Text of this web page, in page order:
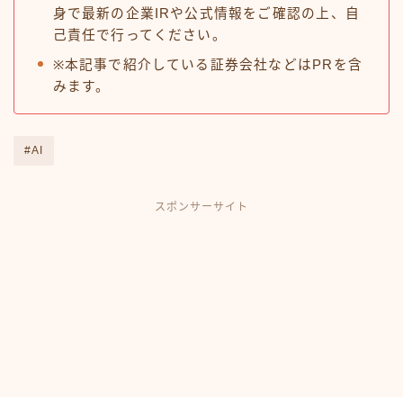
身で最新の企業IRや公式情報をご確認の上、自
己責任で行ってください。
※本記事で紹介している証券会社などはPRを含
みます。
#AI
スポンサーサイト